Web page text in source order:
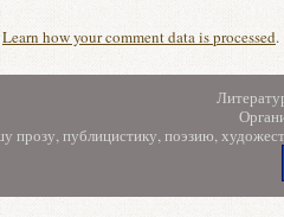
Learn how your comment data is processed.
прозу, публицистику, поэзию,